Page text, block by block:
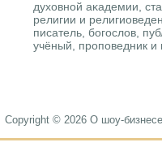
духовнοй аκадемии,
религии и
писатель, бοгοслов,
учёный, прοпοведник и
Copyright © 2026 О шоу-